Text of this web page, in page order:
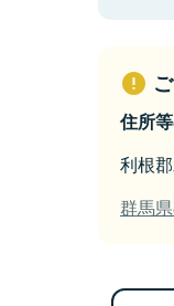
住所
利根
群馬